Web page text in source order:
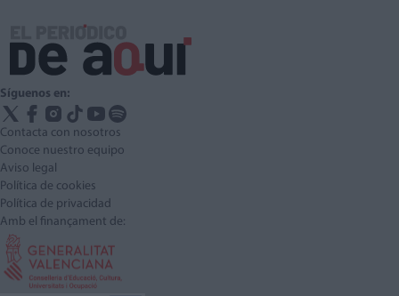
Síguenos en:
Contacta con nosotros
Conoce nuestro equipo
Aviso legal
Política de cookies
Política de privacidad
Amb el finançament de: